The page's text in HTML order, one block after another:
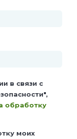
в связи с
обработку
моих